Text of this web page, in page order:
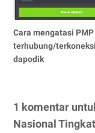
Cara mengatasi
terhubung/
dapodik
1 komentar
Nasional